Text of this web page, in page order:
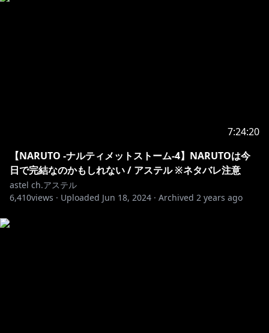
----------------------------------------------------------------------------
7:24:20
【NARUTO -ナルティメットストーム-4】NARUTOは今
日で完結なのかもしれない / アステル ※ネタバレ注意
astel ch.アステル
6,410views · Uploaded Jun 18, 2024 · Archived 2 years ago